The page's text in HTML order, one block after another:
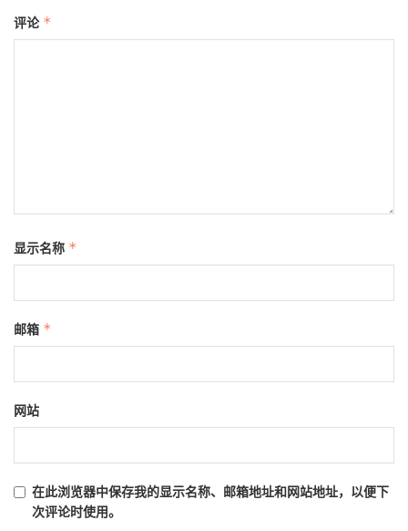
评论 *
显示名称 *
邮箱 *
网站
在此浏览器中保存我的显示名称、邮箱地址和网站地址，以便下
次评论时使用。